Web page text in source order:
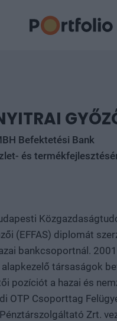
Befektetési Bank
és
(EFFAS) diplomát
bankcsoportnál.
társaságok
pozíciót a hazai és
OTP Csoporttag
Zrt.